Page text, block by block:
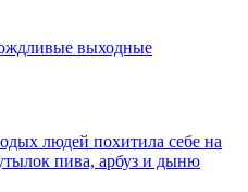
выходные
людей похитила себе на
пива, арбуз и дыню